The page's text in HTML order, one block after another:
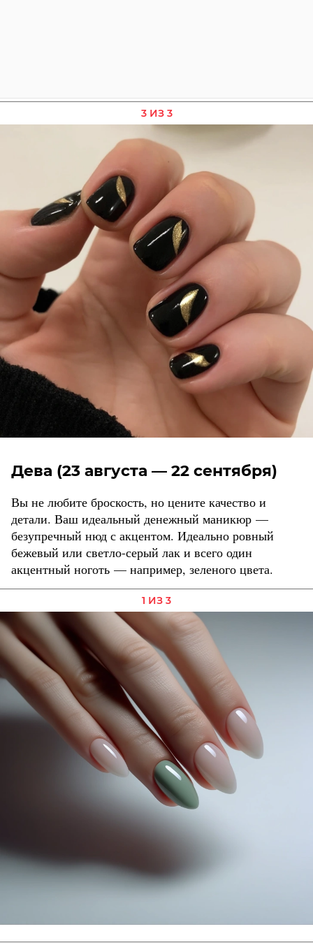
3 ИЗ 3
Дева (23 августа — 22 сентября)
Вы не любите броскость, но цените качество и
детали. Ваш идеальный денежный маникюр —
безупречный нюд с акцентом. Идеально ровный
бежевый или светло-серый лак и всего один
акцентный ноготь — например, зеленого цвета.
1 ИЗ 3